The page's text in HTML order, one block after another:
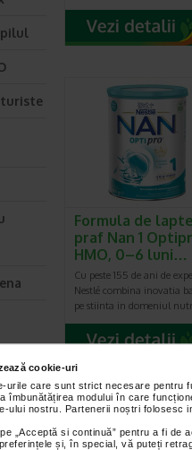
cookie-uri
urile care sunt strict necesare pentru
îmbunătățirea modului în care
ului nostru. Partenerii noștri folosesc
„Acceptă si continuă” pentru a fi de
și, în special, vă puteți
Formula de lapte
praf Nan 1
HMO, 0–6 luni…
Cu peste 155 de ani de
Nestlé combina inovatia
pe stiinta in domeniul
se